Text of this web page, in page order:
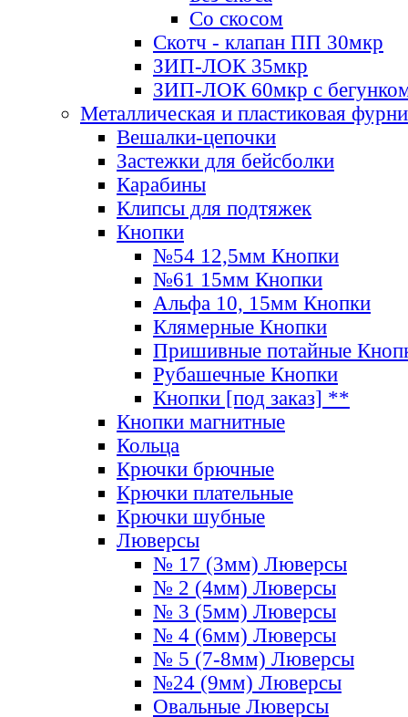
Со скосом
Скотч - клапан ПП 30мкр
ЗИП-ЛОК 35мкр
ЗИП-ЛОК 60мкр с
Металлическая и пластиковая
Вешалки-цепочки
Застежки для бейсболки
Карабины
Клипсы для подтяжек
Кнопки
№54 12,5мм Кнопки
№61 15мм Кнопки
Альфа 10, 15мм Кнопки
Клямерные Кнопки
Пришивные потайные
Рубашечные Кнопки
Кнопки [под заказ] **
Кнопки магнитные
Кольца
Крючки брючные
Крючки плательные
Крючки шубные
Люверсы
№ 17 (3мм) Люверсы
№ 2 (4мм) Люверсы
№ 3 (5мм) Люверсы
№ 4 (6мм) Люверсы
№ 5 (7-8мм) Люверсы
№24 (9мм) Люверсы
Овальные Люверсы